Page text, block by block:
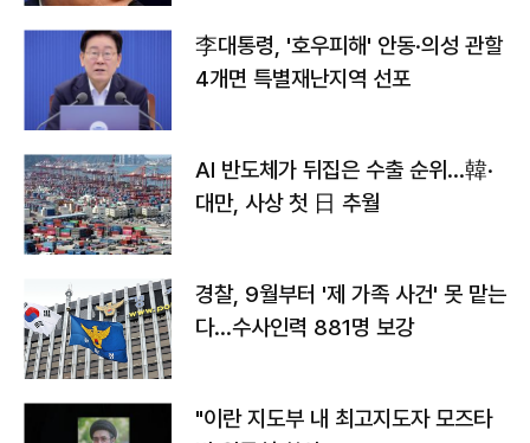
李대통령, '호우피해' 안동·의성 관할
4개면 특별재난지역 선포
AI 반도체가 뒤집은 수출 순위…韓·
대만, 사상 첫 日 추월
경찰, 9월부터 '제 가족 사건' 못 맡는
다…수사인력 881명 보강
"이란 지도부 내 최고지도자 모즈타